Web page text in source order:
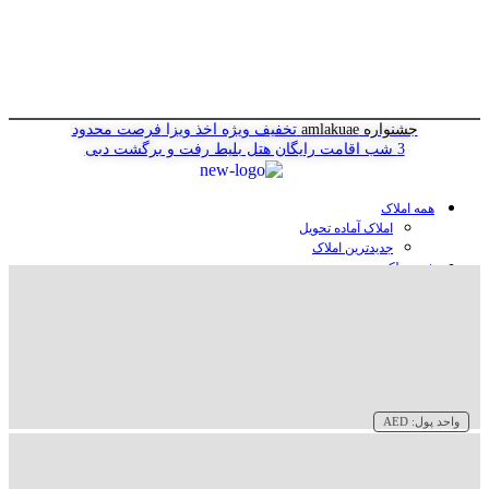
جشنواره amlakuae تخفیف ویژه اخذ ویزا فرصت محدود
3 شب اقامت رایگان هتل
بلیط رفت و برگشت دبی
همه املاک
املاک آماده تحویل
جدیدترین املاک
خرید ملک در دبی
واحد پول: AED